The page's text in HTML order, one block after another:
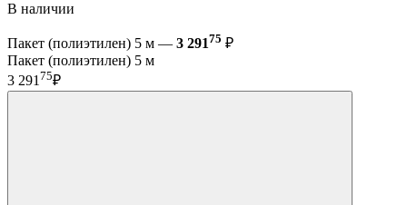
В наличии
Пакет (полиэтилен) 5 м — 3 29175 ₽
Пакет (полиэтилен) 5 м
3 29175₽